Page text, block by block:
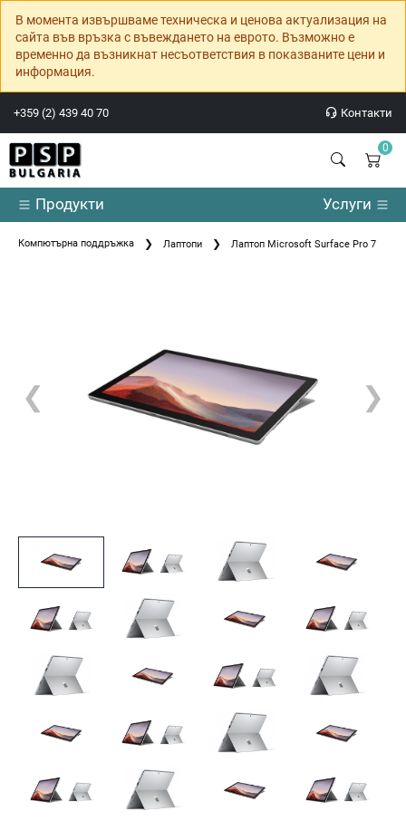
В момента извършваме техническа и ценова актуализация на
сайта във връзка с въвеждането на еврото. Възможно е
временно да възникнат несъответствия в показваните цени и
информация.
+359 (2) 439 40 70 Контакти
0
Продукти Услуги
Компютърна поддръжка Лаптопи Лаптоп Microsoft Surface Pro 7
❮ ❯